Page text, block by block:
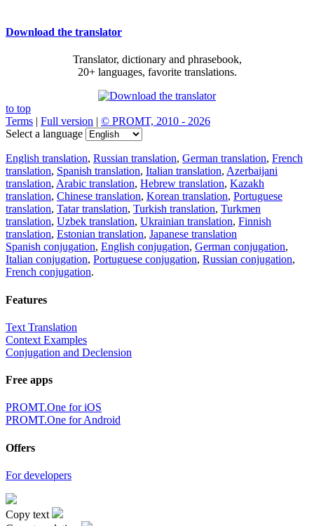
Download the translator
Translator, dictionary and phrasebook,
20+ languages, favorite translations.
to top
Terms | Full version | © PROMT, 2010 - 2026
Select a language
English translation, Russian translation, German translation, French
translation, Spanish translation, Italian translation, Azerbaijani
translation, Arabic translation, Hebrew translation, Kazakh
translation, Chinese translation, Korean translation, Portuguese
translation, Tatar translation, Turkish translation, Turkmen
translation, Uzbek translation, Ukrainian translation, Finnish
translation, Estonian translation, Japanese translation
Spanish conjugation, English conjugation, German conjugation,
Italian conjugation, Portuguese conjugation, Russian conjugation,
French conjugation.
Features
Text Translation
Context Examples
Conjugation and Declension
Free apps
PROMT.One for iOS
PROMT.One for Android
Offers
For developers
Copy text